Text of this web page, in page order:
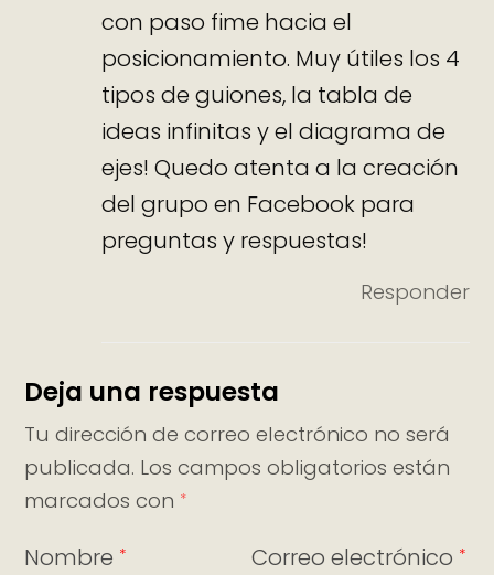
con paso fime hacia el
posicionamiento. Muy útiles los 4
tipos de guiones, la tabla de
ideas infinitas y el diagrama de
ejes! Quedo atenta a la creación
del grupo en Facebook para
preguntas y respuestas!
Responder
Deja una respuesta
Tu dirección de correo electrónico no será
publicada. Los campos obligatorios están
marcados con *
Nombre * Correo electrónico *